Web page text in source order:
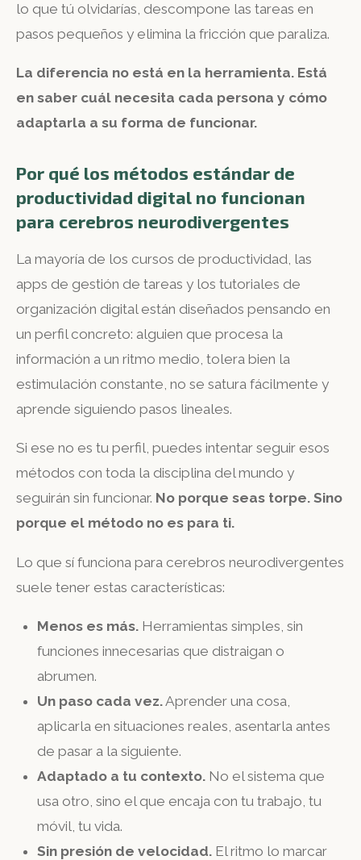
lo que tú olvidarías, descompone las tareas en
pasos pequeños y elimina la fricción que paraliza.
La diferencia no está en la herramienta. Está
en saber cuál necesita cada persona y cómo
adaptarla a su forma de funcionar.
Por qué los métodos estándar de
productividad digital no funcionan
para cerebros neurodivergentes
La mayoría de los cursos de productividad, las
apps de gestión de tareas y los tutoriales de
organización digital están diseñados pensando en
un perfil concreto: alguien que procesa la
información a un ritmo medio, tolera bien la
estimulación constante, no se satura fácilmente y
aprende siguiendo pasos lineales.
Si ese no es tu perfil, puedes intentar seguir esos
métodos con toda la disciplina del mundo y
seguirán sin funcionar. No porque seas torpe. Sino
porque el método no es para ti.
Lo que sí funciona para cerebros neurodivergentes
suele tener estas características:
Menos es más. Herramientas simples, sin
funciones innecesarias que distraigan o
abrumen.
Un paso cada vez. Aprender una cosa,
aplicarla en situaciones reales, asentarla antes
de pasar a la siguiente.
Adaptado a tu contexto. No el sistema que
usa otro, sino el que encaja con tu trabajo, tu
móvil, tu vida.
Sin presión de velocidad. El ritmo lo marcar